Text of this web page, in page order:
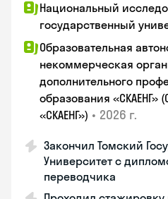
Национальный
государственный
Образовательная
некоммерческая
дополнительного
образования «СКАЕНГ»
«СКАЕНГ») • 2026 г.
Закончил Томский
Университет с
переводчика